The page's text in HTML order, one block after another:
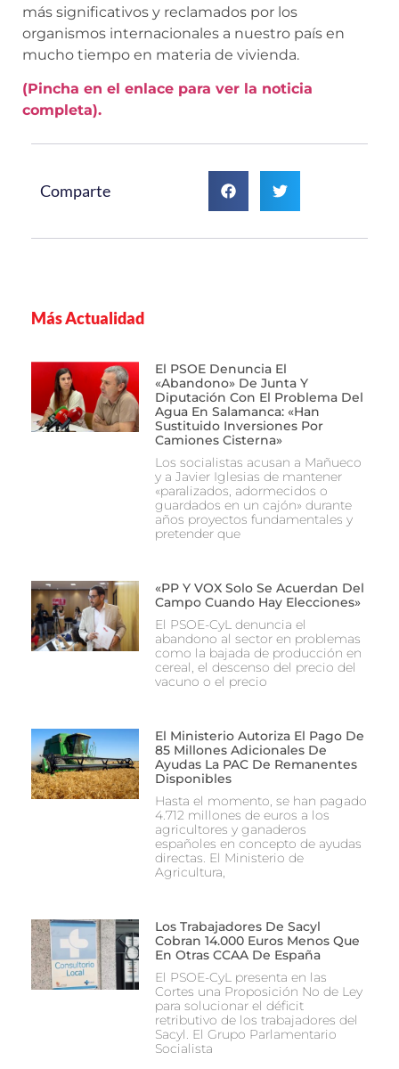
más significativos y reclamados por los
organismos internacionales a nuestro país en
mucho tiempo en materia de vivienda.
(Pincha en el enlace para ver la noticia
completa).
Comparte
Más Actualidad
El PSOE Denuncia El
«abandono» De Junta Y
Diputación Con El Problema Del
Agua En Salamanca: «Han
Sustituido Inversiones Por
Camiones Cisterna»
Los socialistas acusan a Mañueco
y a Javier Iglesias de mantener
«paralizados, adormecidos o
guardados en un cajón» durante
años proyectos fundamentales y
pretender que
«PP Y VOX Solo Se Acuerdan Del
Campo Cuando Hay Elecciones»
El PSOE-CyL denuncia el
abandono al sector en problemas
como la bajada de producción en
cereal, el descenso del precio del
vacuno o el precio
El Ministerio Autoriza El Pago De
85 Millones Adicionales De
Ayudas La PAC De Remanentes
Disponibles
Hasta el momento, se han pagado
4.712 millones de euros a los
agricultores y ganaderos
españoles en concepto de ayudas
directas. El Ministerio de
Agricultura,
Los Trabajadores De Sacyl
Cobran 14.000 Euros Menos Que
En Otras CCAA De España
El PSOE-CyL presenta en las
Cortes una Proposición No de Ley
para solucionar el déficit
retributivo de los trabajadores del
Sacyl. El Grupo Parlamentario
Socialista